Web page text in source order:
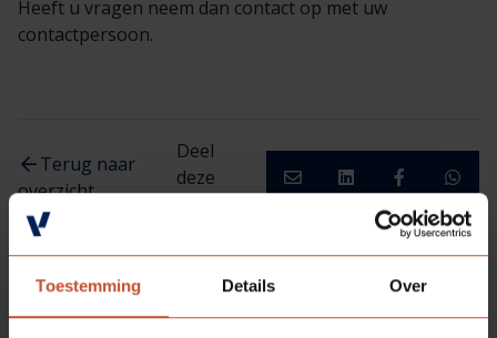
Toestemming Details Over
Heeft u vragen neem dan contact op met uw
contactpersoon.
Terug naar
overzicht
Deel
deze